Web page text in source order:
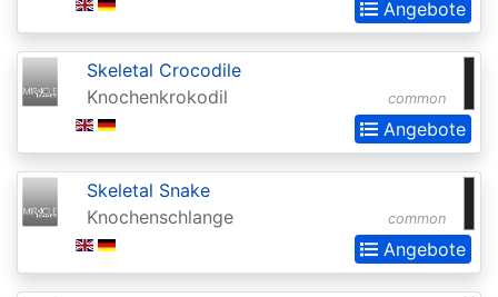
Battle
for
Zendikar
Battlebond
Beta
Betrayers
Angebote
common
Skeletal Crocodile
Knochenkrokodil
Angebote
common
Skeletal Snake
Knochenschlange
Angebote